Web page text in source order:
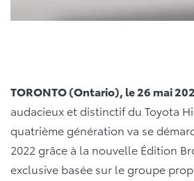
TORONTO (Ontario), le 26 mai
audacieux et distinctif du Toyota
quatrième génération va se
2022 grâce à la nouvelle Édition
exclusive basée sur le groupe